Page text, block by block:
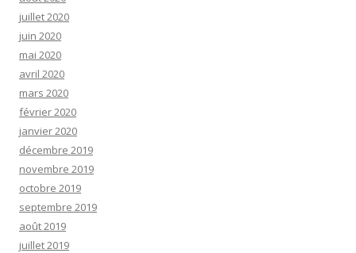
juillet 2020
juin 2020
mai 2020
avril 2020
mars 2020
février 2020
janvier 2020
décembre 2019
novembre 2019
octobre 2019
septembre 2019
août 2019
juillet 2019